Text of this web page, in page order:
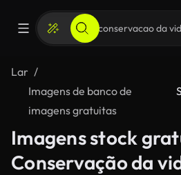
Lar
Imagens de banco de
imagens gratuitas
Imagens stock
Conservação da